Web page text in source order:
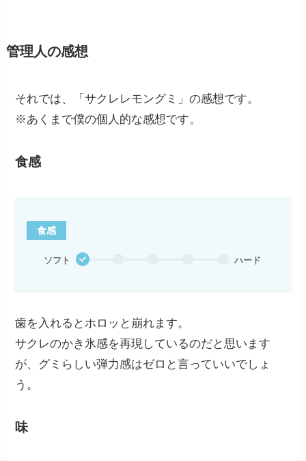
管理人の感想
それでは、「サクレレモングミ」の感想です。
※あくまで僕の個人的な感想です。
食感
食感
ソフト ハード
歯を入れるとホロッと崩れます。
サクレのかき氷感を再現しているのだと思います
が、グミらしい弾力感はゼロと言っていいでしょ
う。
味